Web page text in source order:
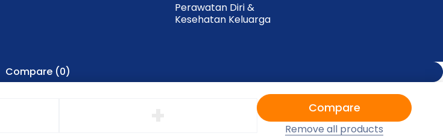
Perawatan Diri &
Kesehatan Keluarga
Compare (0)
Compare
Remove all products